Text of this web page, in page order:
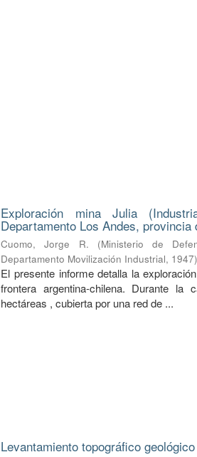
Exploración mina Julia
Departamento Los Andes,
Cuomo, Jorge R. (Ministerio de
Departamento Movilización Industrial, 1947)
El presente informe detalla la
frontera argentina-chilena. Durante
hectáreas , cubierta por una red de ...
Levantamiento topográfico